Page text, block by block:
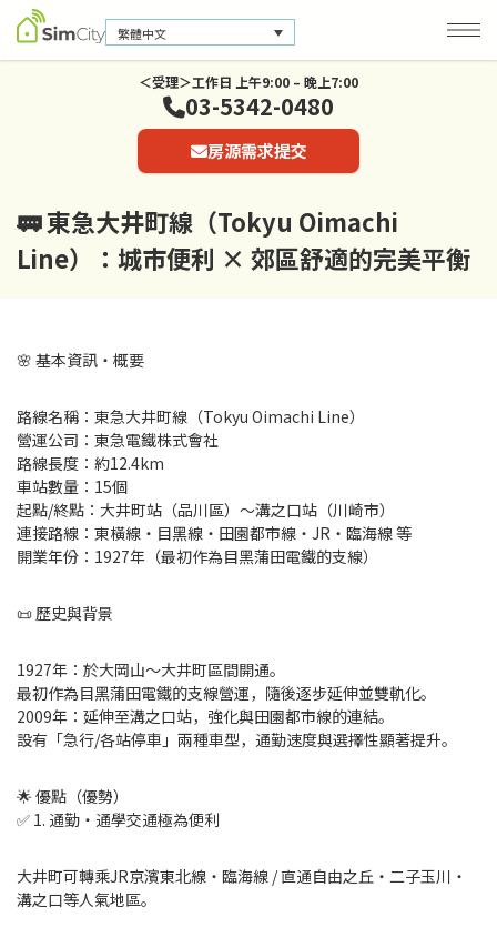
繁體中文
隱私保護政策
＜受理＞工作日 上午9:00 – 晚上7:00
03-5342-0480
房源需求提交
🚃 東急大井町線（Tokyu Oimachi
Line）：城市便利 × 郊區舒適的完美平衡
🌸 基本資訊・概要
路線名稱：東急大井町線（Tokyu Oimachi Line）
營運公司：東急電鐵株式會社
路線長度：約12.4km
車站數量：15個
起點/終點：大井町站（品川區）〜溝之口站（川崎市）
連接路線：東橫線・目黑線・田園都市線・JR・臨海線 等
開業年份：1927年（最初作為目黑蒲田電鐵的支線）
📜 歷史與背景
1927年：於大岡山〜大井町區間開通。
最初作為目黑蒲田電鐵的支線營運，隨後逐步延伸並雙軌化。
2009年：延伸至溝之口站，強化與田園都市線的連結。
設有「急行/各站停車」兩種車型，通勤速度與選擇性顯著提升。
🌟 優點（優勢）
✅ 1. 通勤・通學交通極為便利
大井町可轉乘JR京濱東北線・臨海線 / 直通自由之丘・二子玉川・
溝之口等人氣地區。